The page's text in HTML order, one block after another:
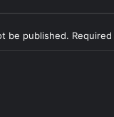
be published.